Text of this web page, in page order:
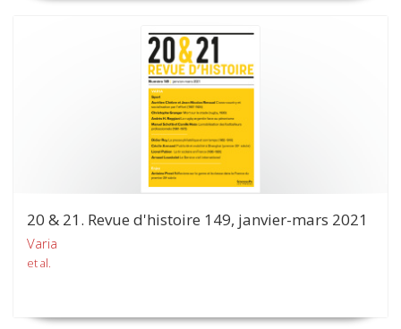
20 & 21. Revue d'histoire 149, janvier-mars 2021
Varia
et al.